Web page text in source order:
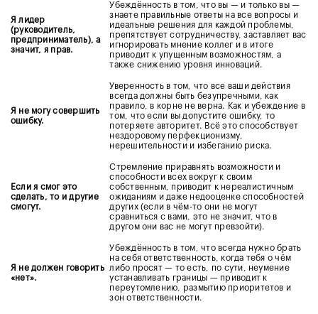
Я лидер
(руководитель,
предприниматель), а
значит, я прав.
Убеждённость в том, что вы — и только вы —
знаете правильные ответы на все вопросы и
идеальные решения для каждой проблемы,
препятствует сотрудничеству, заставляет вас
игнорировать мнение коллег и в итоге
приводит к упущенным возможностям, а
также снижению уровня инноваций.
Я не могу совершить
ошибку.
Уверенность в том, что все ваши действия
всегда должны быть безупречными, как
правило, в корне не верна. Как и убеждение в
том, что если вы допустите ошибку, то
потеряете авторитет. Всё это способствует
нездоровому перфекционизму,
нерешительности и избеганию риска.
Если я смог это
сделать, то и другие
смогут.
Стремление приравнять возможности и
способности всех вокруг к своим
собственным, приводит к нереалистичным
ожиданиям и даже недооценке способностей
других (если в чём-то они не могут
сравниться с вами, это не значит, что в
другом они вас не могут превзойти).
Я не должен говорить
«нет».
Убеждённость в том, что всегда нужно брать
на себя ответственность, когда тебя о чём
либо просят — то есть, по сути, неумение
устанавливать границы — приводит к
переутомлению, размытию приоритетов и
зон ответственности.